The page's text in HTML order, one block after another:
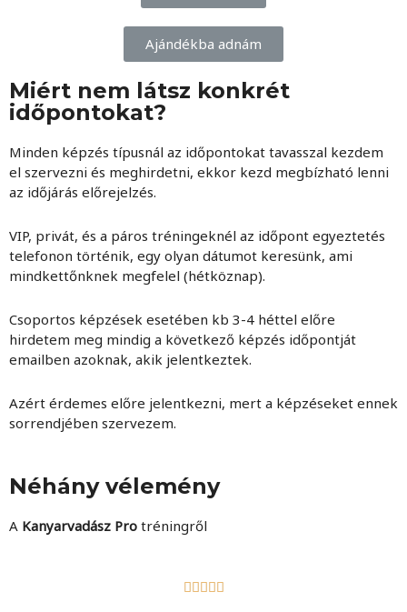
Ajándékba adnám
Miért nem látsz konkrét
időpontokat?
Minden képzés típusnál az időpontokat tavasszal kezdem
el szervezni és meghirdetni, ekkor kezd megbízható lenni
az időjárás előrejelzés.
VIP, privát, és a páros tréningeknél az időpont egyeztetés
telefonon történik, egy olyan dátumot keresünk, ami
mindkettőnknek megfelel (hétköznap).
Csoportos képzések esetében kb 3-4 héttel előre
hirdetem meg mindig a következő képzés időpontját
emailben azoknak, akik jelentkeztek.
Azért érdemes előre jelentkezni, mert a képzéseket ennek
sorrendjében szervezem.
Néhány vélemény
A Kanyarvadász Pro tréningről
    